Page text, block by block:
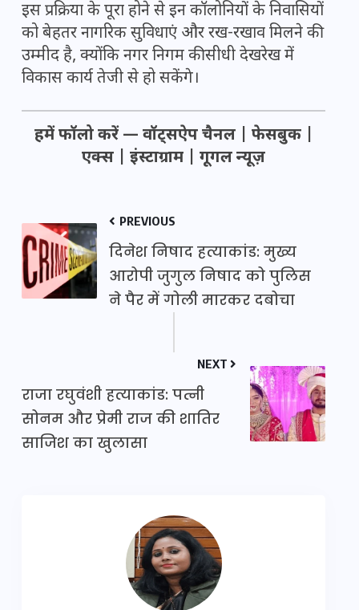
इस प्रक्रिया के पूरा होने से इन कॉलोनियों के निवासियों
को बेहतर नागरिक सुविधाएं और रख-रखाव मिलने की
उम्मीद है, क्योंकि नगर निगम की सीधी देखरेख में
विकास कार्य तेजी से हो सकेंगे।
हमें फॉलो करें — वॉट्सऐप चैनल फेसबुक
एक्स
इंस्टाग्राम गूगल न्यूज़
PREVIOUS
दिनेश निषाद हत्याकांड: मुख्य
आरोपी जुगुल निषाद को पुलिस
ने पैर में गोली मारकर दबोचा
NEXT
राजा रघुवंशी हत्याकांड: पत्नी
सोनम और प्रेमी राज की शातिर
साजिश का खुलासा